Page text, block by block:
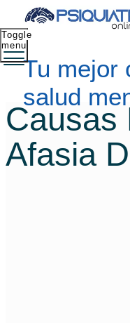
Tu mejor
salud
Toggle
menu
Causas
Afasia